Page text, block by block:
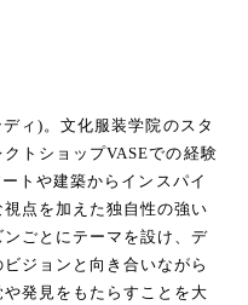
ィ)。文化服装学院のスタ
トショップVASEでの経験
トや建築からインスパイ
点を加えた独自性の強い
ごとにテーマを設け、デ
ジョンと向き合いながら
発見をもたらすことを大